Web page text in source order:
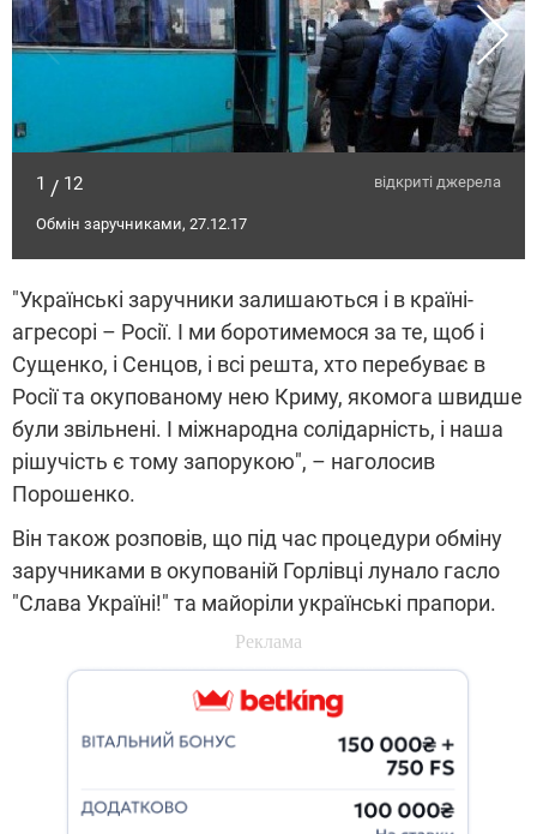
1 / 12 відкриті джерела
Обмін заручниками, 27.12.17
"Українські заручники залишаються і в країні-
агресорі – Росії. І ми боротимемося за те, щоб і
Сущенко, і Сенцов, і всі решта, хто перебуває в
Росії та окупованому нею Криму, якомога швидше
були звільнені. І міжнародна солідарність, і наша
рішучість є тому запорукою", – наголосив
Порошенко.
Він також розповів, що під час процедури обміну
заручниками в окупованій Горлівці лунало гасло
"Слава Україні!" та майоріли українські прапори.